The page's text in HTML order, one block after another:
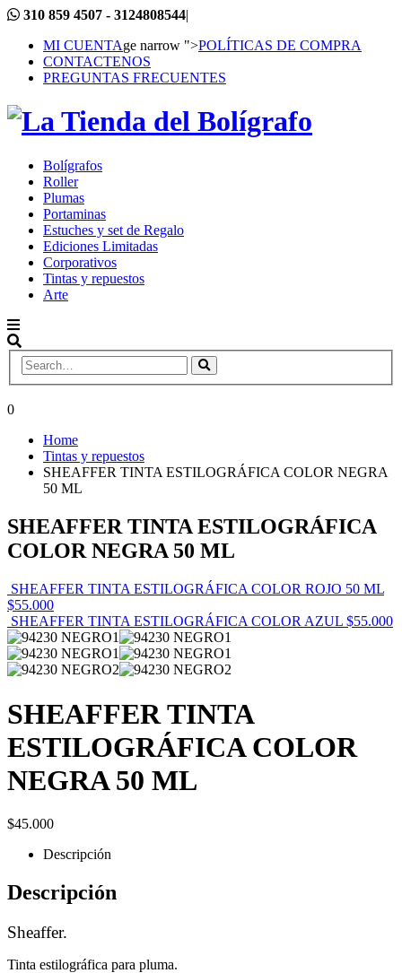
310 859 4507 - 3124808544|
MI CUENTAge narrow ">POLÍTICAS DE COMPRA
CONTACTENOS
PREGUNTAS FRECUENTES
Bolígrafos
Roller
Plumas
Portaminas
Estuches y set de Regalo
Ediciones Limitadas
Corporativos
Tintas y repuestos
Arte
0
Home
Tintas y repuestos
SHEAFFER TINTA ESTILOGRÁFICA COLOR NEGRA
50 ML
SHEAFFER TINTA ESTILOGRÁFICA
COLOR NEGRA 50 ML
SHEAFFER TINTA ESTILOGRÁFICA COLOR ROJO 50 ML
$55.000
SHEAFFER TINTA ESTILOGRÁFICA COLOR AZUL $55.000
SHEAFFER TINTA
ESTILOGRÁFICA COLOR
NEGRA 50 ML
$45.000
Descripción
Descripción
Sheaffer.
Tinta estilográfica para pluma.